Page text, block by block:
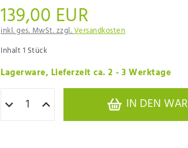
139,00 EUR
inkl. ges. MwSt. zzgl.Versandkosten
Inhalt1 Stück
Lagerware, Lieferzeit ca. 2 - 3 Werktage
IN DEN